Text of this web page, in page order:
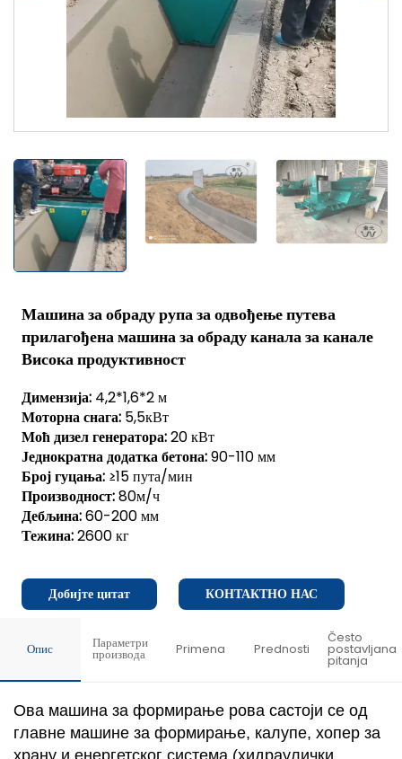
Машина за обраду рупа за одвођење путева
прилагођена машина за обраду канала за канале
Висока продуктивност
Димензија: 4,2*1,6*2 м
Моторна снага: 5,5кВт
Моћ дизел генератора:20 кВт
Једнократна додатка бетона:90-110 мм
Број гуцања: ≥15 пута/мин
Производност:80м/ч
Дебљина:60-200 мм
Тежина:2600 кг
Добијте цитат КОНТАКТНО НАС
Опис Параметри
производа Primena Prednosti
Često
postavljana
pitanja
Ова машина за формирање рова састоји се од
главне машине за формирање, калупе, хопер за
храну и енергетског система (хидраулички